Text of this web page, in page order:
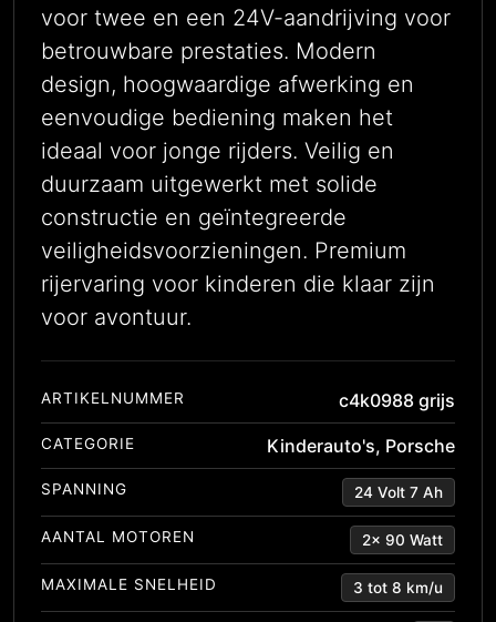
voor twee en een 24V-aandrijving voor
betrouwbare prestaties. Modern
design, hoogwaardige afwerking en
eenvoudige bediening maken het
ideaal voor jonge rijders. Veilig en
duurzaam uitgewerkt met solide
constructie en geïntegreerde
veiligheidsvoorzieningen. Premium
rijervaring voor kinderen die klaar zijn
voor avontuur.
ARTIKELNUMMER c4k0988 grijs
CATEGORIE Kinderauto's, Porsche
SPANNING 24 Volt 7 Ah
AANTAL MOTOREN 2x 90 Watt
MAXIMALE SNELHEID 3 tot 8 km/u